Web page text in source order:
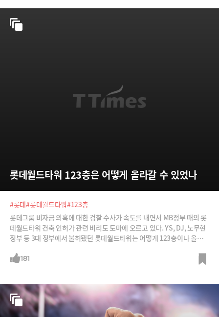
롯데월드타워 123층은 어떻게 올라갈 수 있었나
#롯데#롯데월드타워#123층
롯데그룹 비자금 의혹에 대한 검찰 수사가 속도를 내면서 MB정부 때의 롯
데월드타워 건축 인허가 관련 비리도 도마에 오르고 있다. YS, DJ, 노무현
정부 등 3대 정부에서 불허됐던 롯데월드타워는 어떻게 123층이나 올라갈
181